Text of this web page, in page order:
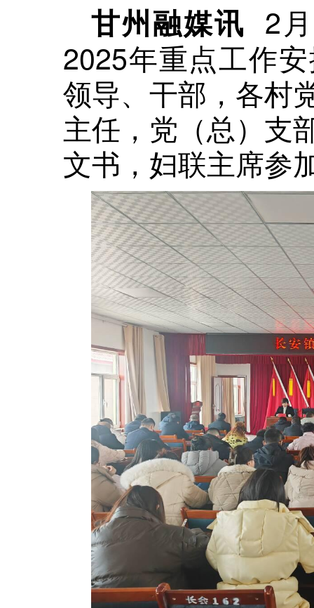
甘州融媒讯 2
2025年重点工作
领导、干部，各村
主任，党（总）支
文书，妇联主席参